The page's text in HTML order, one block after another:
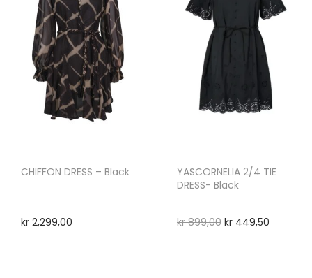
CHIFFON DRESS – Black
kr 2,299,00
YASCORNELIA 2/4 TIE
DRESS- Black
kr899,00 kr449,50